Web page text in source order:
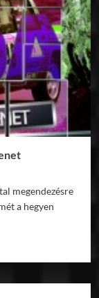
megendezésre
a hegyen